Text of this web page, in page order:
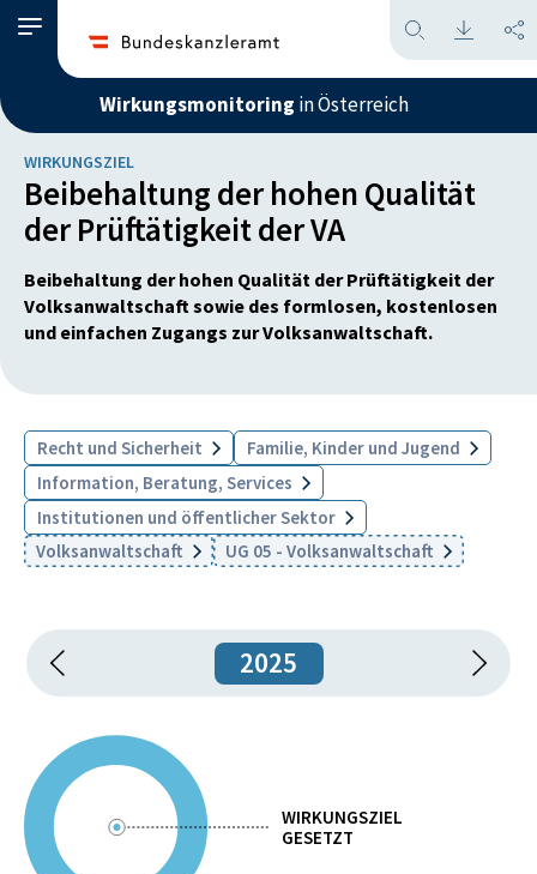
Wirkungsmonitoring in Österreich
WIRKUNGSZIEL
Beibehaltung der hohen Qualität
der Prüftätigkeit der VA
Beibehaltung der hohen Qualität der Prüftätigkeit der
Volksanwaltschaft sowie des formlosen, kostenlosen
und einfachen Zugangs zur Volksanwaltschaft.
Recht und Sicherheit
Familie, Kinder und Jugend
Information, Beratung, Services
Institutionen und öffentlicher Sektor
Volksanwaltschaft
UG 05 - Volksanwaltschaft
2025
WIRKUNGSZIEL
GESETZT